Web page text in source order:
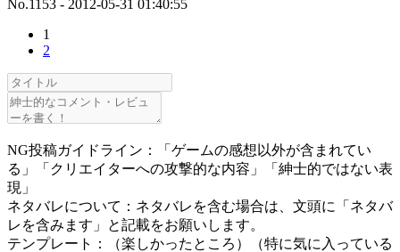
No.1153 - 2012-05-31 01:40:55
1
2
NG投稿ガイドライン：「ゲームの感想以外が含まれてい
る」「クリエイターへの攻撃的な内容」「紳士的ではない表
現」
ネタバレについて：ネタバレを含む場合は、文頭に「ネタバ
レを含みます」と記載をお願いします。
テンプレート：（楽しかったところ）（特に気に入っている